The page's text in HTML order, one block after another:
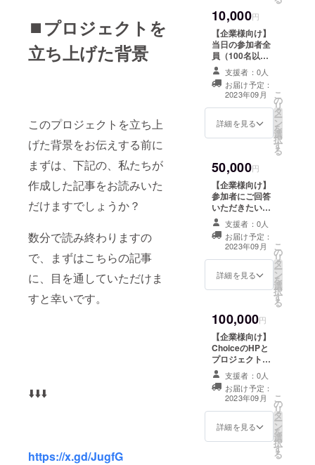
⏹️プロジェクトを
立ち上げた背景
このプロジェクトを立ち上
げた背景をお伝えする前に
まずは、下記の、私たちが
作成した記事をお読みいた
だけますでしょうか？
数分で読み終わりますの
で、まずはこちらの記事
に、目を通していただけま
すと幸いです。
⬇️⬇️⬇️
https://x.gd/JugfG
トの様子とご支
援への感謝 収録
時間：1分半 提
供時期：9月中旬
提供方法：視聴
用のURLをメー
ルで送信 本リ
ターンの内容を
無断で転載・公
開することは禁
止です。 ＋ 実際
に伺った際に撮
が少ない状況
で、 「独占！」
「ライトアッ
プ！」された 清
水寺の【限定写
真】をメールに
て『15枚』お送
りさせていただ
きます。
10,000円
【企業様向け】
当日の参加者全
員（100名以
上）に、オンラ
イン上で配るし
おりに協賛企業
様のお名前を記
載させていただ
きます。（御社
のPRにこの機会
時、必ず備考欄
に掲載を希望さ
れるお名前をご
記入ください。
支援者：0人
お届け予定：
2023年09月
詳細を見る
こ
の
リ
タ
ー
ン
を
選
択
す
る
50,000円
【企業様向け】
参加者にご回答
いただきたいア
ンケートがござ
いましたら、ア
ンケート結果を
御社に提供いた
します。 （若者
の生の意見や感
内でオンライン
で回答できるも
のに限ります）
支援者：0人
お届け予定：
2023年09月
詳細を見る
こ
の
リ
タ
ー
ン
を
選
択
す
る
100,000円
【企業様向け】
ChoiceのHPと
プロジェクトの
PR動画に、ご支
援いただいた企
業様として、御
社名を3か月間ク
レジットに記載
させていただき
ます。 （過去、
支援者：0人
お届け予定：
2023年09月
詳細を見る
こ
の
リ
タ
ー
ン
を
選
択
す
る